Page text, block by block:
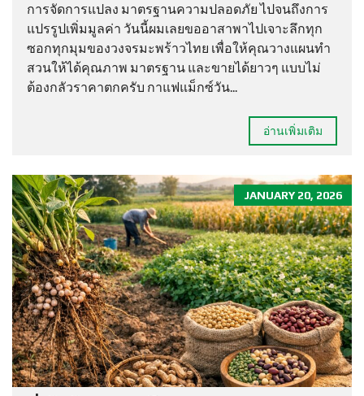
การจัดการแปลง มาตรฐานความปลอดภัย ไปจนถึงการ
แปรรูปเพิ่มมูลค่า วันนี้ผมเลยขออาสาพาไปเจาะลึกทุก
ซอกทุกมุมของวงจรมะพร้าวไทย เพื่อให้คุณวางแผนทำ
สวนให้ได้คุณภาพ มาตรฐาน และขายได้ยาวๆ แบบไม่
ต้องกลัวราคาตกครับ กาแฟแม็กซ์วัน...
อ่านเพิ่มเติม
JANUARY 20, 2026